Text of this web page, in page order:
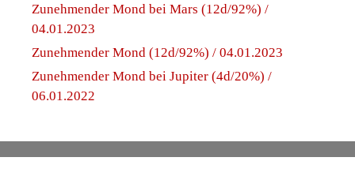
Zunehmender Mond bei Mars (12d/92%) /
04.01.2023
Zunehmender Mond (12d/92%) / 04.01.2023
Zunehmender Mond bei Jupiter (4d/20%) /
06.01.2022